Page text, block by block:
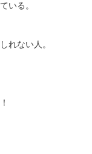
いる。
れない人。